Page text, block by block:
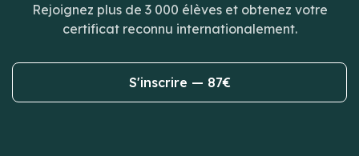
Rejoignez plus de 3 000 élèves et obtenez votre
certificat reconnu internationalement.
S'inscrire — 87€